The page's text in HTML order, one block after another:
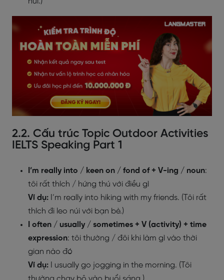
2.2. Cấu trúc Topic Outdoor Activities
IELTS Speaking Part 1
I’m really into / keen on / fond of + V-ing / noun:
tôi rất thích / hứng thú với điều gì
Ví dụ: I’m really into hiking with my friends. (Tôi rất
thích đi leo núi với bạn bè.)
I often / usually / sometimes + V (activity) + time
expression: tôi thường / đôi khi làm gì vào thời
gian nào đó
Ví dụ: I usually go jogging in the morning. (Tôi